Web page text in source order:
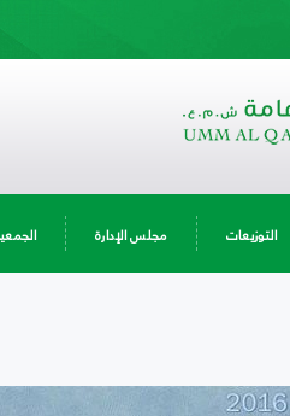
التوزيعات مجلس الإدارة